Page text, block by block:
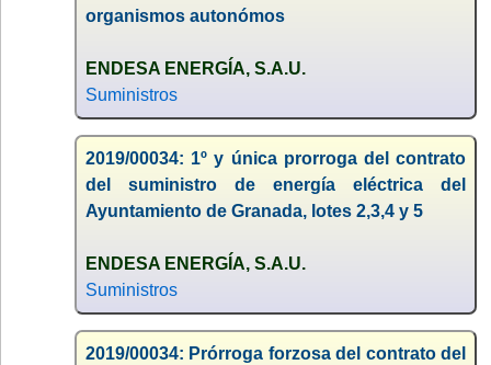
organismos autonómos
ENDESA ENERGÍA, S.A.U.
Suministros
2019/00034: 1º y única prorroga del contrato
del suministro de energía eléctrica del
Ayuntamiento de Granada, lotes 2,3,4 y 5
ENDESA ENERGÍA, S.A.U.
Suministros
2019/00034: Prórroga forzosa del contrato del